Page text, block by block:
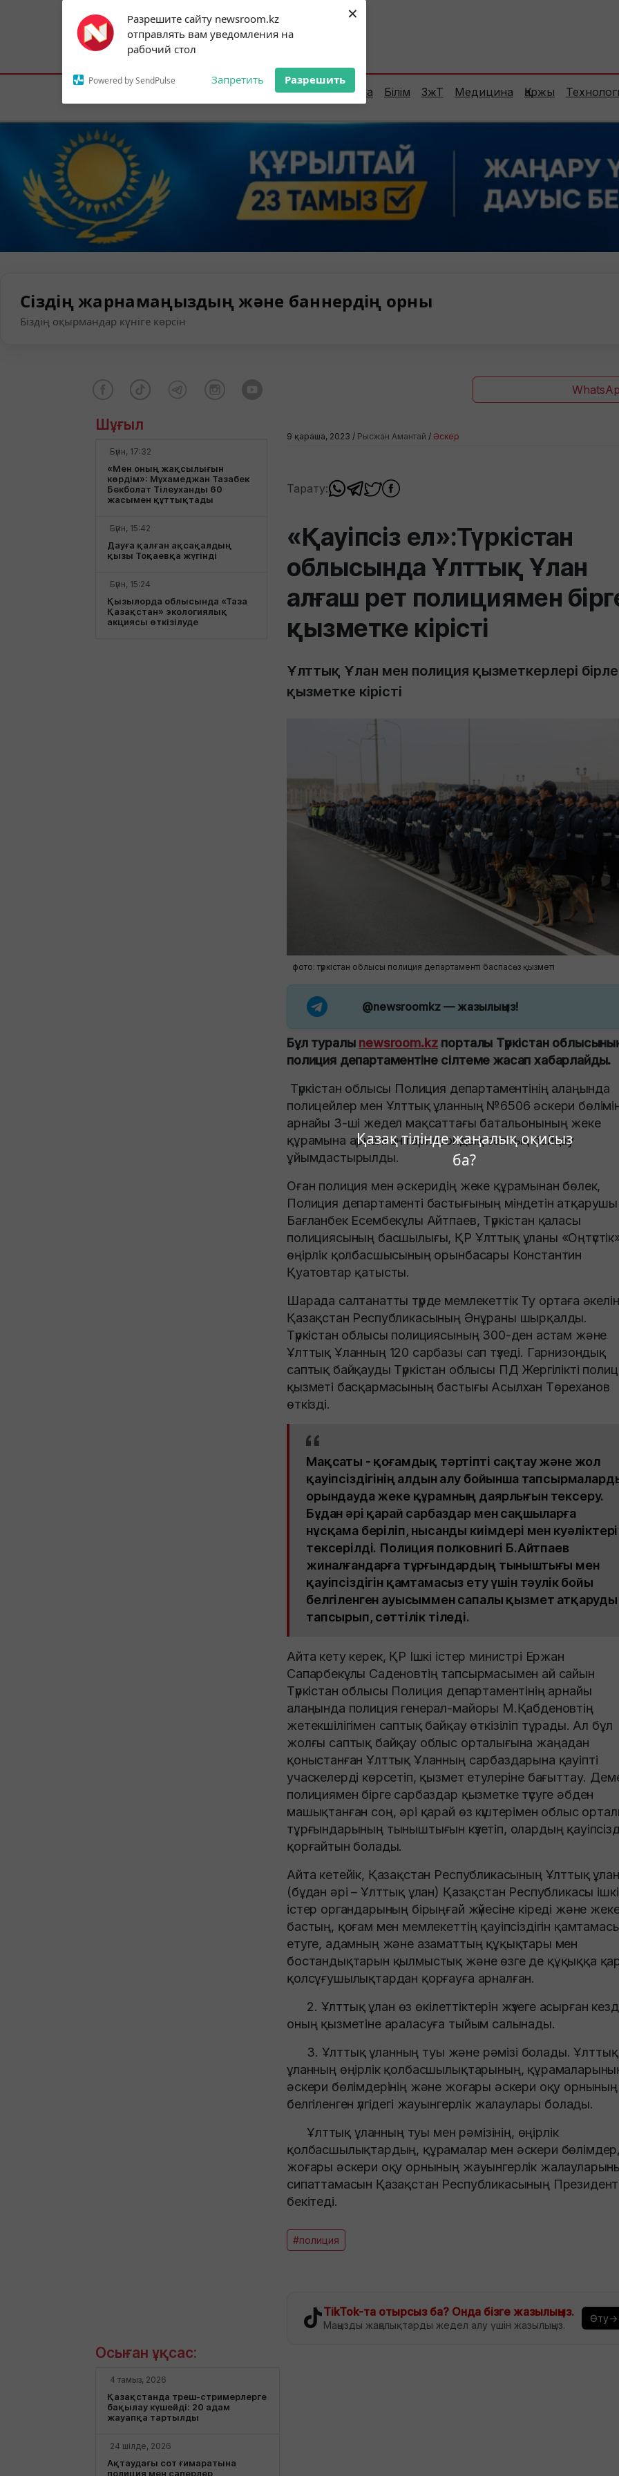
Разрешите сайту newsroom.kz
отправлять вам уведомления на
рабочий стол
Powered by SendPulse Запретить Разрешить
×
Қазақ тілінде жаңалық оқисыз
ба?
Subscribe to our
notifications!
To enable permission prompts, click on
the notification icon
Астана:19°C Алматы:25°C Шымкент:
Елорда Сараптама Білім ЗжТ Медицина Қаржы
Сіздің жарнамаңыздың және баннердің орны
Біздің оқырмандар күніге көрсін
Шұғыл
Бүгін, 17:32
«Мен оның жақсылығын
көрдім»: Мұхамеджан Тазабек
Бекболат Тілеуханды 60
жасымен құттықтады
Бүгін, 15:42
Дауға қалған ақсақалдың
қызы Тоқаевқа жүгінді
Бүгін, 15:24
Қызылорда облысында «Таза
Қазақстан» экологиялық
акциясы өткізілуде
9 қараша, 2023 / Рысжан Амантай / Әскер
Тарату:
«Қауіпсіз ел»:Түркістан
облысында Ұлттық Ұлан
алғаш рет полициямен
қызметке кірісті
Ұлттық Ұлан мен полиция қызметкерлері
қызметке кірісті
фото: түркістан облысы полиция департаменті баспасөз қызметі
@newsroomkz— жазылыңыз!
Бұл туралы newsroom.kzпорталы Түркістан
полиция департаментіне сілтеме жасап хабарлайды.
Түркістан облысы Полиция департаментінің алаңында
полицейлер мен Ұлттық ұланның №6506 әскери
арнайы 3-ші жедел мақсаттағы батальонының жеке
құрамына арналған гарнизондық саптық байқау
ұйымдастырылды.
Оған полиция мен әскеридің жеке құрамынан бөлек,
Полиция департаменті бастығының міндетін атқарушы
Бағланбек Есембекұлы Айтпаев, Түркістан қаласы
полициясының басшылығы, ҚР Ұлттық ұланы
өңірлік қолбасшысының орынбасары Константин
Қуатовтар қатысты.
Шарада салтанатты түрде мемлекеттік Ту ортаға
Қазақстан Республикасының Әнұраны шырқалды.
Түркістан облысы полициясының 300-ден астам және
Ұлттық Ұланның 120 сарбазы сап түзеді. Гарнизондық
саптық байқауды Түркістан облысы ПД Жергілікті
қызметі басқармасының бастығы Асылхан Төреханов
өткізді.
Мақсаты - қоғамдық тәртіпті сақтау және жол
қауіпсіздігінің алдын алу бойынша
орындауда жеке құрамның даярлығын тексеру.
Бұдан әрі қарай сарбаздар мен сақшыларға
нұсқама беріліп, нысанды киімдері мен куәліктері
тексерілді. Полиция полковнигі Б.Айтпаев
жиналғандарға тұрғындардың тыныштығы мен
қауіпсіздігін қамтамасыз ету үшін тәулік бойы
белгіленген ауысыммен сапалы қызмет атқаруды
тапсырып, сәттілік тіледі.
Айта кету керек, ҚР Ішкі істер министрі Ержан
Сапарбекұлы Саденовтің тапсырмасымен ай сайын
Түркістан облысы Полиция департаментінің арнайы
алаңында полиция генерал-майоры М.Қабденовтің
жетекшілігімен саптық байқау өткізіліп тұрады. Ал бұл
жолғы саптық байқау облыс орталығына жаңадан
қоныстанған Ұлттық Ұланның сарбаздарына қауіпті
учаскелерді көрсетіп, қызмет етулеріне бағыттау.
полициямен бірге сарбаздар қызметке түсуге әбден
машықтанған соң, әрі қарай өз күштерімен облыс
тұрғындарының тыныштығын күзетіп, олардың
қорғайтын болады.
Айта кетейік, Қазақстан Республикасының Ұлттық
(бұдан әрі – Ұлттық ұлан) Қазақстан Республикасы iшкi
iстер органдарының бiрыңғай жүйесiне кiредi және
бастың, қоғам мен мемлекеттiң қауiпсiздiгiн
етуге, адамның және азаматтың құқықтары мен
бостандықтарын қылмыстық және өзге де құқыққа
қолсұғушылықтардан қорғауға арналған.
2. Ұлттық ұлан өз өкілеттіктерін жүзеге асырған
оның қызметіне араласуға тыйым салынады.
3. Ұлттық ұланның туы және рәмізі болады. Ұлттық
ұланның өңірлік қолбасшылықтарының,
әскери бөлімдерінің және жоғары әскери оқу орнының
белгіленген үлгідегі жауынгерлік жалаулары болады.
Ұлттық ұланның туы мен рәмізінің, өңірлік
қолбасшылықтардың, құрамалар мен әскери
жоғары әскери оқу орнының жауынгерлік
сипаттамасын Қазақстан Республикасының
бекітеді.
#полиция
TikTok-та отырсыз ба? Онда бізге жазылыңыз.
Маңызды жаңалықтарды жедел алу үшін жазылыңыз.
Өту→
Осыған ұқсас:
4 тамыз, 2026
Қазақстанда треш-стримерлерге
бақылау күшейді: 20 адам
жауапқа тартылды
24 шілде, 2026
Ақтаудағы сот ғимаратына
полиция мен саперлер